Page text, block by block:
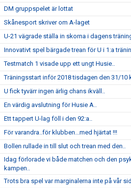
DM gruppspelet är lottat
Skånesport skriver om A-laget
U-21 vägrade ställa in skorna i dagens
Innovativt spel bärgade trean för U i 1:a
Testmatch 1 visade upp ett ungt Husie..
Träningsstart inför 2018 tisdagen den 31/10
U fick tyvärr ingen ärlig chans ikväll..
En värdig avslutning för Husie A..
Ett tappert U-lag föll i den 92:a..
För varandra..för klubben...med hjärtat !!!
Bollen rullade in till slut och trean med den..
Idag förlorade vi både matchen och den
kampen..
Trots bra spel var marginalerna inte på vår